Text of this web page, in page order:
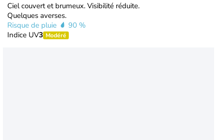
Ciel couvert et brumeux. Visibilité réduite.
Quelques averses.
Risque de pluie
90 %
Indice UV3 Modéré